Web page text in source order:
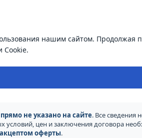
нашим сайтом. Продолжая
Cookie.
не указано на сайте. Все сведения
условий, цен и заключения договора
оферты.